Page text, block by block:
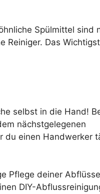
Spülmittel sind
Reiniger. Das
selbst in die Hand!
nächstgelegenen
du einen Handwerker
Pflege deiner
DIY-